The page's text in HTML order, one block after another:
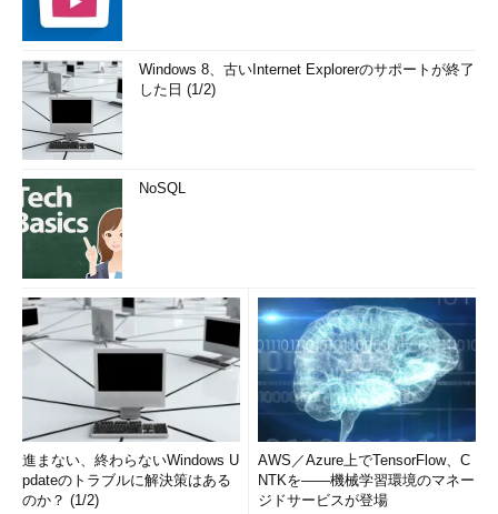
Windows 8、古いInternet Explorerのサポートが終了
した日 (1/2)
NoSQL
進まない、終わらないWindows U
pdateのトラブルに解決策はある
のか？ (1/2)
AWS／Azure上でTensorFlow、C
NTKを――機械学習環境のマネー
ジドサービスが登場